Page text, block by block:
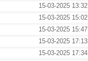
15-03-2025 13:32
15-03-2025 15:02
15-03-2025 15:47
15-03-2025 17:13
15-03-2025 17:34